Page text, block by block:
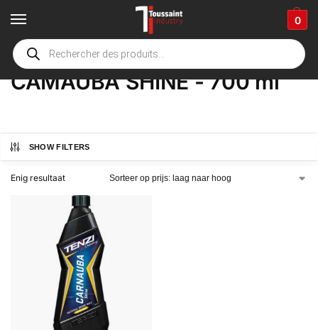
0
Home Winkel / Product Deel / CAMAUBA SHINE - 700 ml
CAMAUBA SHINE - 700 ml
SHOW FILTERS
Enig resultaat